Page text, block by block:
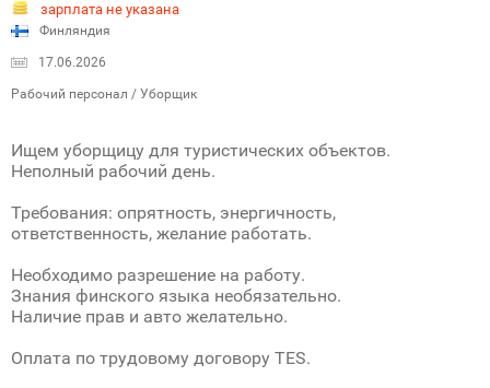
зарплата не указана
Финляндия
17.06.2026
Рабочий персонал / Уборщик
Ищем уборщицу для туристических объектов.
Неполный рабочий день.
Требования: опрятность, энергичность,
ответственность, желание работать.
Необходимо разрешение на работу.
Знания финского языка необязательно.
Наличие прав и авто желательно.
Оплата по трудовому договору TES.